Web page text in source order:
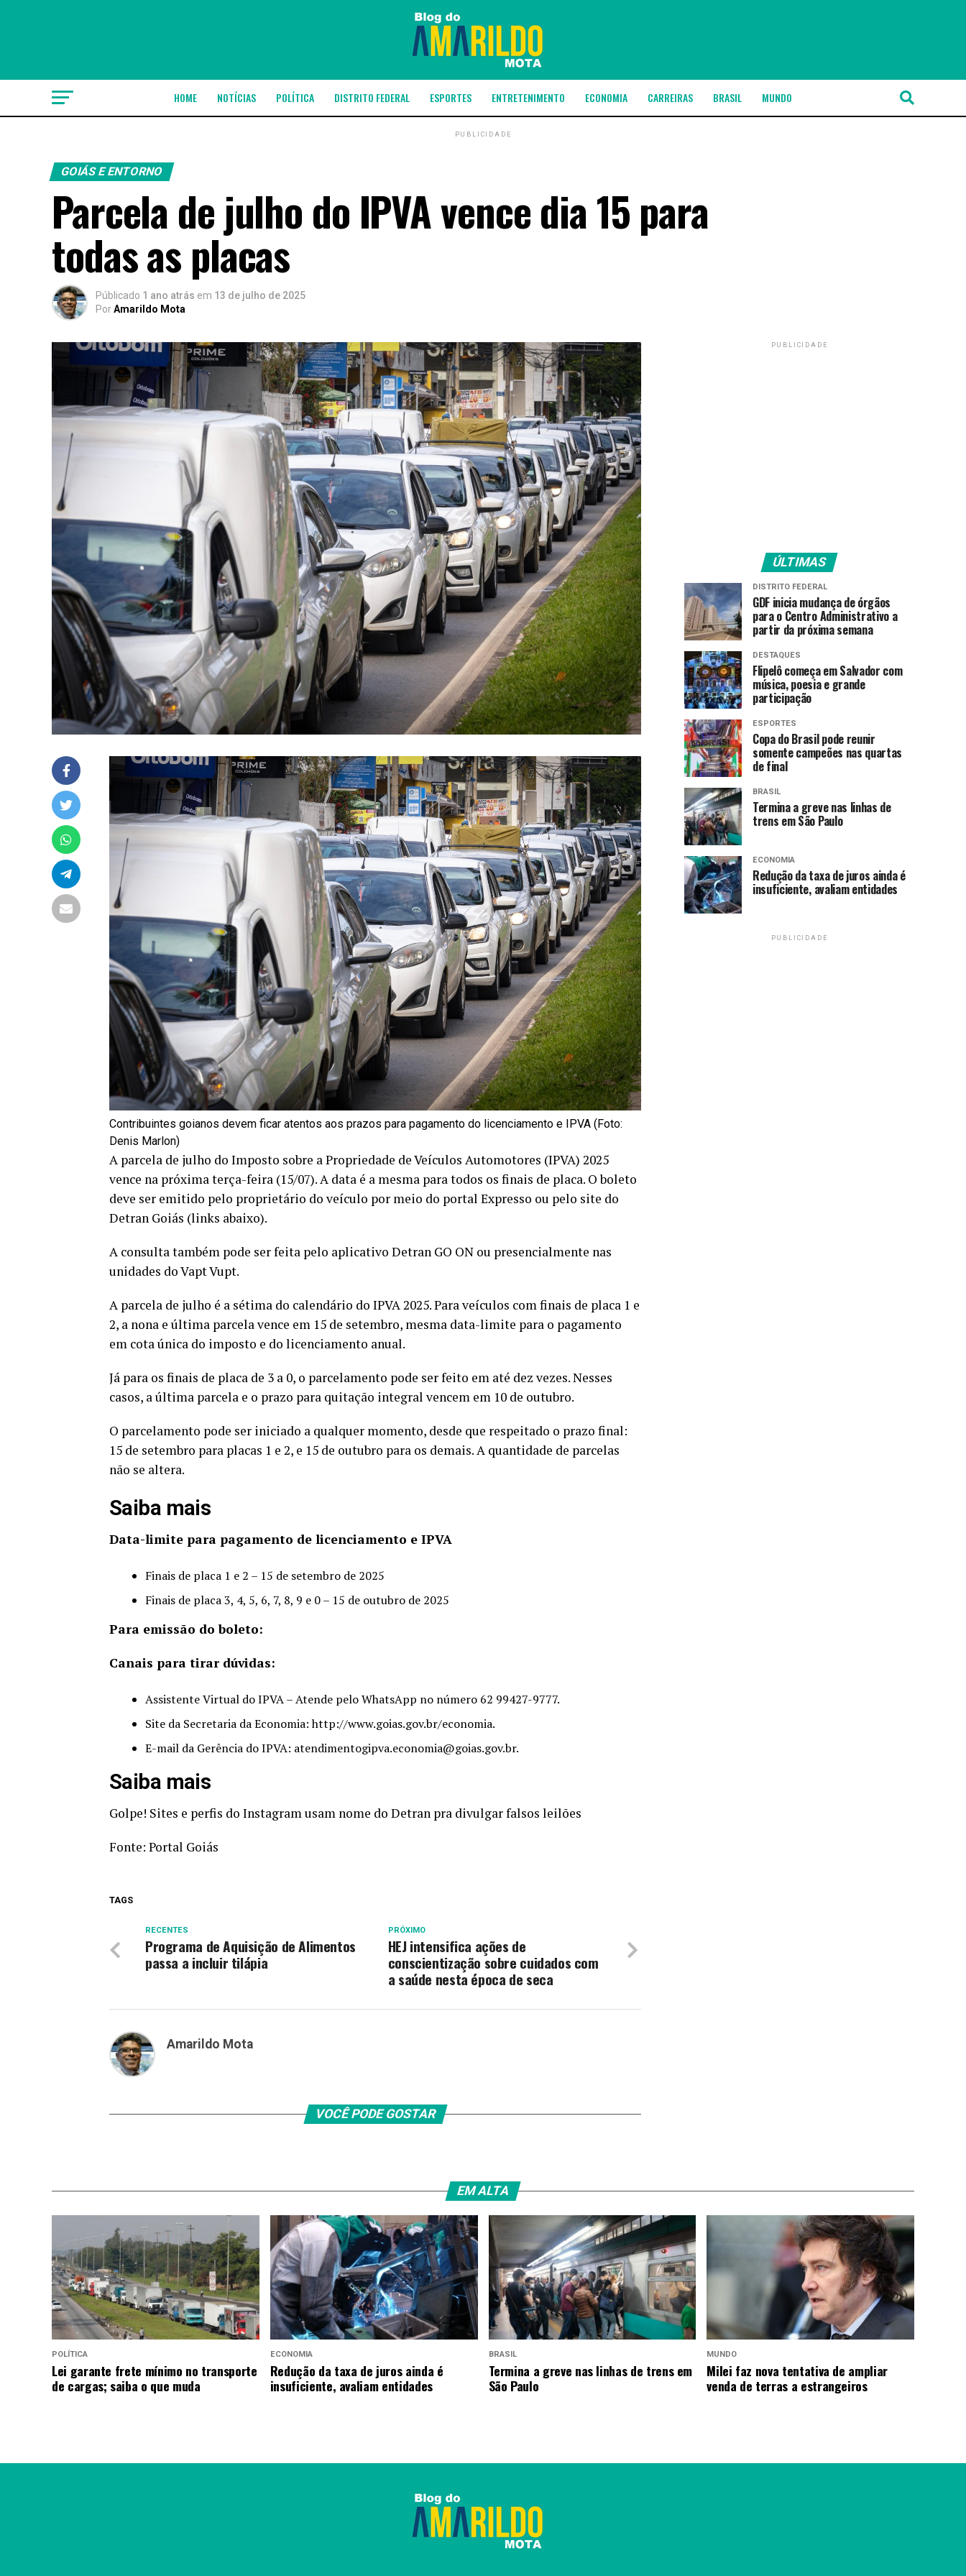
HOME NOTÍCIAS POLÍTICA DISTRITO FEDERAL ESPORTES ENTRETENIMENTO ECONOMIA CARREIRAS BRASIL MUNDO
PUBLICIDADE
GOIÁS E ENTORNO
Parcela de julho do IPVA vence dia 15 para
todas as placas
Públicado 1 ano atrás em 13 de julho de 2025
PorAmarildo Mota
Contribuintes goianos devem ficar atentos aos prazos para pagamento do licenciamento e IPVA (Foto:
Denis Marlon)
A parcela de julho do Imposto sobre a Propriedade de Veículos Automotores (IPVA) 2025
vence na próxima terça-feira (15/07). A data é a mesma para todos os finais de placa. O boleto
deve ser emitido pelo proprietário do veículo por meio do portal Expresso ou pelo site do
Detran Goiás (links abaixo).
A consulta também pode ser feita pelo aplicativo Detran GO ON ou presencialmente nas
unidades do Vapt Vupt.
A parcela de julho é a sétima do calendário do IPVA 2025. Para veículos com finais de placa 1 e
2, a nona e última parcela vence em 15 de setembro, mesma data-limite para o pagamento
em cota única do imposto e do licenciamento anual.
Já para os finais de placa de 3 a 0, o parcelamento pode ser feito em até dez vezes. Nesses
casos, a última parcela e o prazo para quitação integral vencem em 10 de outubro.
O parcelamento pode ser iniciado a qualquer momento, desde que respeitado o prazo final:
15 de setembro para placas 1 e 2, e 15 de outubro para os demais. A quantidade de parcelas
não se altera.
Saiba mais
Data-limite para pagamento de licenciamento e IPVA
Finais de placa 1 e 2 – 15 de setembro de 2025
Finais de placa 3, 4, 5, 6, 7, 8, 9 e 0 – 15 de outubro de 2025
Para emissão do boleto:
Canais para tirar dúvidas:
Assistente Virtual do IPVA – Atende pelo WhatsApp no número 62 99427-9777.
Site da Secretaria da Economia: http://www.goias.gov.br/economia.
E-mail da Gerência do IPVA: atendimentogipva.economia@goias.gov.br.
Saiba mais
Golpe! Sites e perfis do Instagram usam nome do Detran pra divulgar falsos leilões
Fonte: Portal Goiás
TAGS
PRÓXIMO
HEJ intensifica ações de
conscientização sobre cuidados com
a saúde nesta época de seca
RECENTES
Programa de Aquisição de Alimentos
passa a incluir tilápia
Amarildo Mota
VOCÊ PODE GOSTAR
PUBLICIDADE
ÚLTIMAS
DISTRITO FEDERAL
GDF inicia mudança de órgãos
para o Centro Administrativo a
partir da próxima semana
DESTAQUES
Flipelô começa em Salvador com
música, poesia e grande
participação
ESPORTES
Copa do Brasil pode reunir
somente campeões nas quartas
de final
BRASIL
Termina a greve nas linhas de
trens em São Paulo
ECONOMIA
Redução da taxa de juros ainda é
insuficiente, avaliam entidades
PUBLICIDADE
EM ALTA
POLÍTICA
Lei garante frete mínimo no transporte
de cargas; saiba o que muda
ECONOMIA
Redução da taxa de juros ainda é
insuficiente, avaliam entidades
BRASIL
Termina a greve nas linhas de trens em
São Paulo
MUNDO
Milei faz nova tentativa de ampliar
venda de terras a estrangeiros